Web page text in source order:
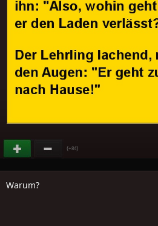
(+84)
Warum?